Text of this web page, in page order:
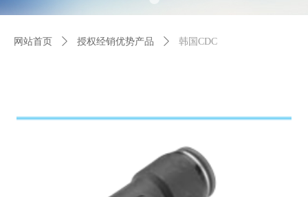
网站首页 ꄲ 授权经销优势产品 ꄲ 韩国CDC